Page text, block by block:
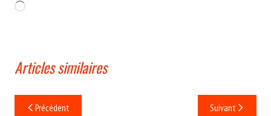
Chargement…
Articles similaires
Navigation
Précédent Suivant